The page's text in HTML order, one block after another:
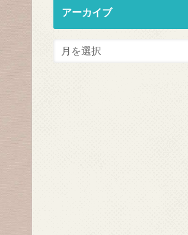
アーカイブ